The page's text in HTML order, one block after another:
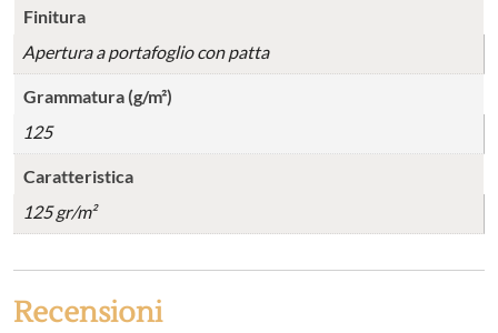
Finitura
Apertura a portafoglio con patta
Grammatura (g/m²)
125
Caratteristica
125 gr/m²
Recensioni